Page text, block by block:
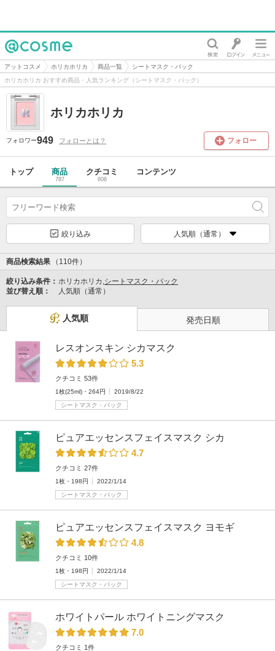
@cosme
アットコスメ ホリカホリカ 商品一覧
シートマスク・パック
ホリカホリカ おすすめ商品・人気ランキング（シートマスク・パック）
ホリカホリカ
フォロワー949 フォローとは？ フォロー
トップ 商品
787
クチコミ
606
コンテンツ
絞り込み 人気順（通常）
商品検索結果 （110件）
絞り込み条件： ホリカホリカ,シートマスク・パック
並び替え順：
人気順（通常）
人気順 発売日順
レスオンスキン シカマスク
5.3
クチコミ 53件
1枚(25ml)・264円
2019/8/22
シートマスク・パック
ピュアエッセンスフェイスマスク シカ
4.7
クチコミ 27件
1枚・198円
2022/1/14
シートマスク・パック
ピュアエッセンスフェイスマスク ヨモギ
4.8
クチコミ 10件
1枚・198円
2022/1/14
シートマスク・パック
ホワイトパール ホワイトニングマスク
7.0
クチコミ 1件